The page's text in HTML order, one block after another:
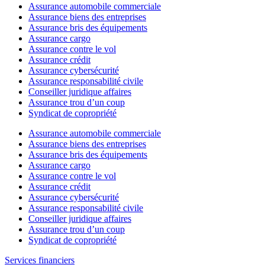
Assurance automobile commerciale
Assurance biens des entreprises
Assurance bris des équipements
Assurance cargo
Assurance contre le vol
Assurance crédit
Assurance cybersécurité
Assurance responsabilité civile
Conseiller juridique affaires
Assurance trou d’un coup
Syndicat de copropriété
Assurance automobile commerciale
Assurance biens des entreprises
Assurance bris des équipements
Assurance cargo
Assurance contre le vol
Assurance crédit
Assurance cybersécurité
Assurance responsabilité civile
Conseiller juridique affaires
Assurance trou d’un coup
Syndicat de copropriété
Services financiers